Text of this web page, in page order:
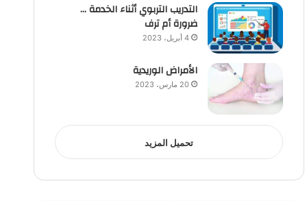
التدريب التربوي أثناء الخدمة …
ضرورة أم ترف
4 أبريل، 2023
الأمراض الوريدية
20 مارس، 2023
تحميل المزيد